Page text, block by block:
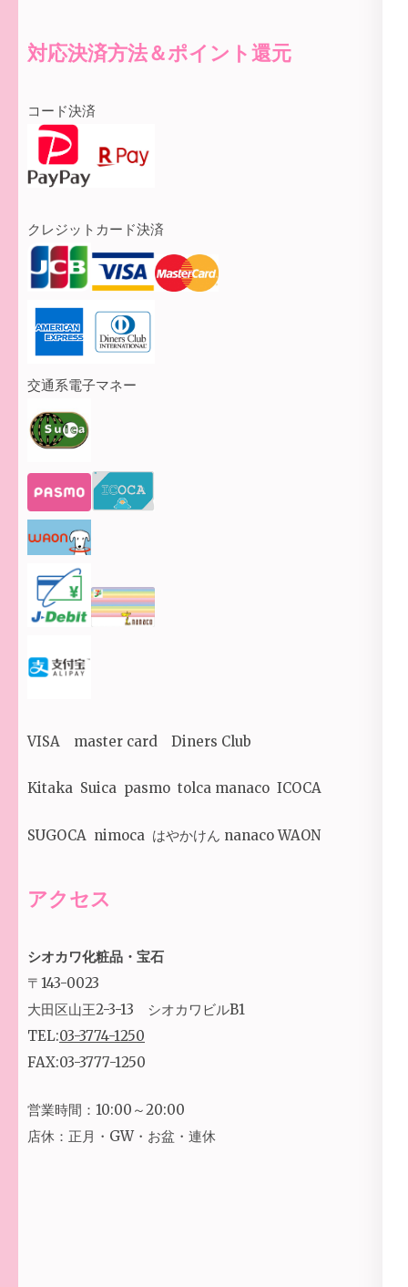
対応決済方法＆ポイント還元
コード決済
クレジットカード決済
交通系電子マネー
VISA master card Diners Club
Kitaka Suica pasmo tolca manaco ICOCA
SUGOCA nimoca はやかけん nanaco WAON
アクセス
シオカワ化粧品・宝石
〒143-0023
大田区山王2-3-13 シオカワビルB1
TEL:03-3774-1250
FAX:03-3777-1250
営業時間：10:00～20:00
店休：正月・GW・お盆・連休